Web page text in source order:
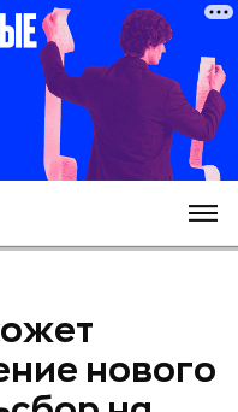
нового